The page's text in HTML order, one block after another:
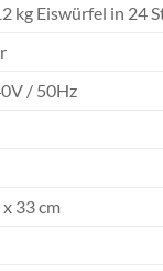
kg Eiswürfel in 24
/ 50Hz
33 cm